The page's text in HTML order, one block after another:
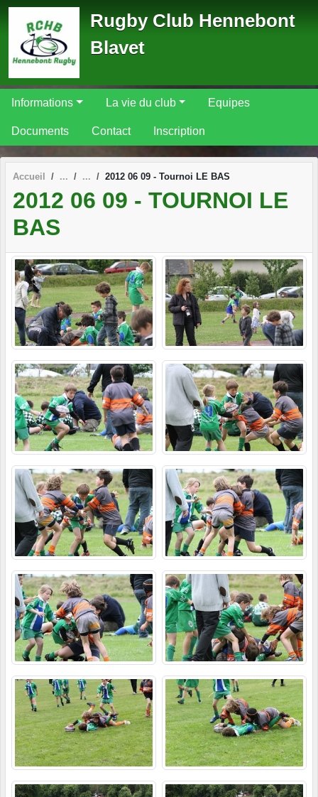
Rugby Club Hennebont
Blavet
Informations La vie du club Equipes
Documents Contact Inscription
Accueil 2012 06 09 - Tournoi LE BAS
2012 06 09 - TOURNOI LE
BAS
Panneau de gestion des cookies